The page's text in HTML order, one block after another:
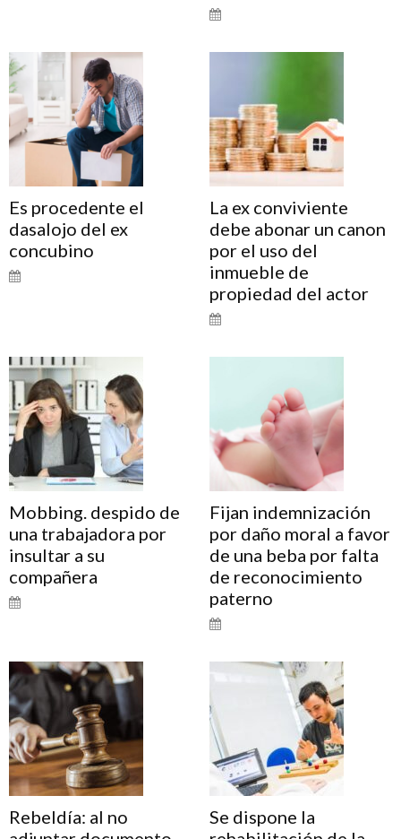
Es procedente el
dasalojo del ex
concubino
La ex conviviente
debe abonar un canon
por el uso del
inmueble de
propiedad del actor
Mobbing. despido de
una trabajadora por
insultar a su
compañera
Fijan indemnización
por daño moral a favor
de una beba por falta
de reconocimiento
paterno
Rebeldía: al no
Se dispone la